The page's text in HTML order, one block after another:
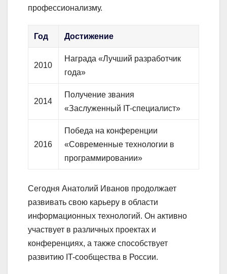
профессионализму.
Год Достижение
2010
Награда «Лучший разработчик
года»
2014
Получение звания
«Заслуженный IT-специалист»
2016
Победа на конференции
«Современные технологии в
программировании»
Сегодня Анатолий Иванов продолжает
развивать свою карьеру в области
информационных технологий. Он активно
участвует в различных проектах и
конференциях, а также способствует
развитию IT-сообщества в России.